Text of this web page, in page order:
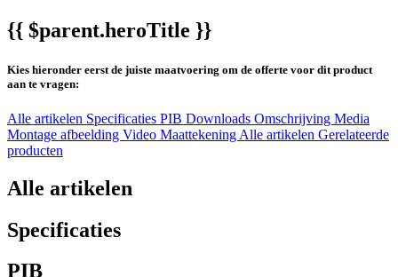
{{ $parent.heroTitle }}
Kies hieronder eerst de juiste maatvoering om de offerte voor dit product
aan te vragen:
Alle artikelen Specificaties PIB Downloads Omschrijving Media
Montage afbeelding Video Maattekening Alle artikelen Gerelateerde
producten
Alle artikelen
Specificaties
PIB